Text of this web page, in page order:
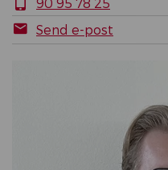
Send e-post